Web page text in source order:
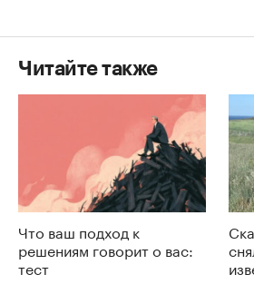
Читайте также
Что ваш подход к
решениям говорит о вас:
тест